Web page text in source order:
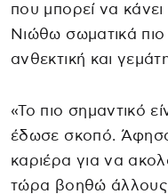
που μπορεί να
Νιώθω σωματικά
ανθεκτική και
«Το πιο σημαντικό
έδωσε σκοπό.
καριέρα για να
τώρα βοηθώ